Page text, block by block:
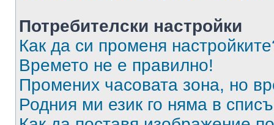
Потребителски настройки
Как да си променя
Времето не е правилно!
Промених часовата зона, но
Родния ми език го няма в